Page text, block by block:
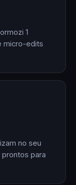
1
micro-edits
no seu
para